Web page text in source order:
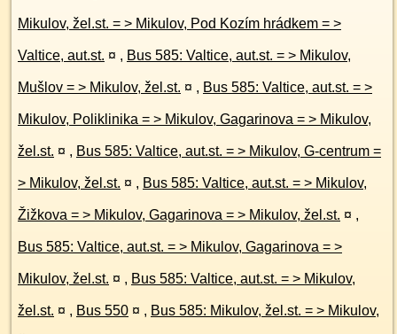
Mikulov, žel.st. = > Mikulov, Pod Kozím hrádkem = >
Valtice, aut.st. ¤ , Bus 585: Valtice, aut.st. = > Mikulov,
Mušlov = > Mikulov, žel.st. ¤ , Bus 585: Valtice, aut.st. = >
Mikulov, Poliklinika = > Mikulov, Gagarinova = > Mikulov,
žel.st. ¤ , Bus 585: Valtice, aut.st. = > Mikulov, G-centrum =
> Mikulov, žel.st. ¤ , Bus 585: Valtice, aut.st. = > Mikulov,
Žižkova = > Mikulov, Gagarinova = > Mikulov, žel.st. ¤ ,
Bus 585: Valtice, aut.st. = > Mikulov, Gagarinova = >
Mikulov, žel.st. ¤ , Bus 585: Valtice, aut.st. = > Mikulov,
žel.st. ¤ , Bus 550 ¤ , Bus 585: Mikulov, žel.st. = > Mikulov,